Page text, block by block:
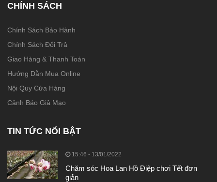
CHÍNH SÁCH
Chính Sách Bảo Hành
Chính Sách Đổi Trả
Giao Hàng & Thanh Toán
Hướng Dẫn Mua Online
Nội Quy Cửa Hàng
Cảnh Báo Giả Mạo
TIN TỨC NỔI BẬT
15:46 - 13/01/2022
Chăm sóc Hoa Lan Hồ Điệp chơi Tết đơn
giản